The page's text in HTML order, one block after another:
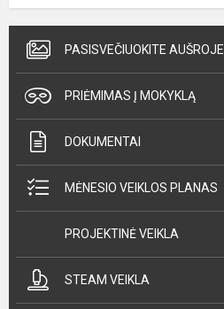
PASISVEČIUOKITE AUŠROJE
PRIĖMIMAS Į MOKYKLĄ
DOKUMENTAI
MĖNESIO VEIKLOS PLANAS
PROJEKTINĖ VEIKLA
STEAM VEIKLA